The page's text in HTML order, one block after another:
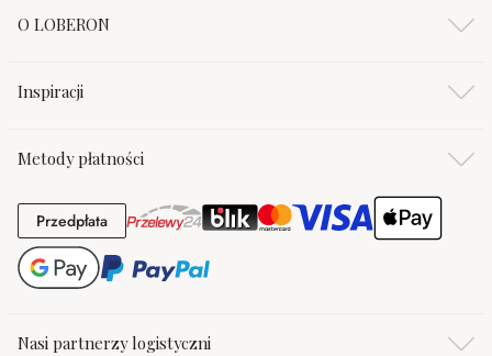
O LOBERON
Inspiracji
Metody płatności
PrzedpłataPrzedpłata
Nasi partnerzy logistyczni